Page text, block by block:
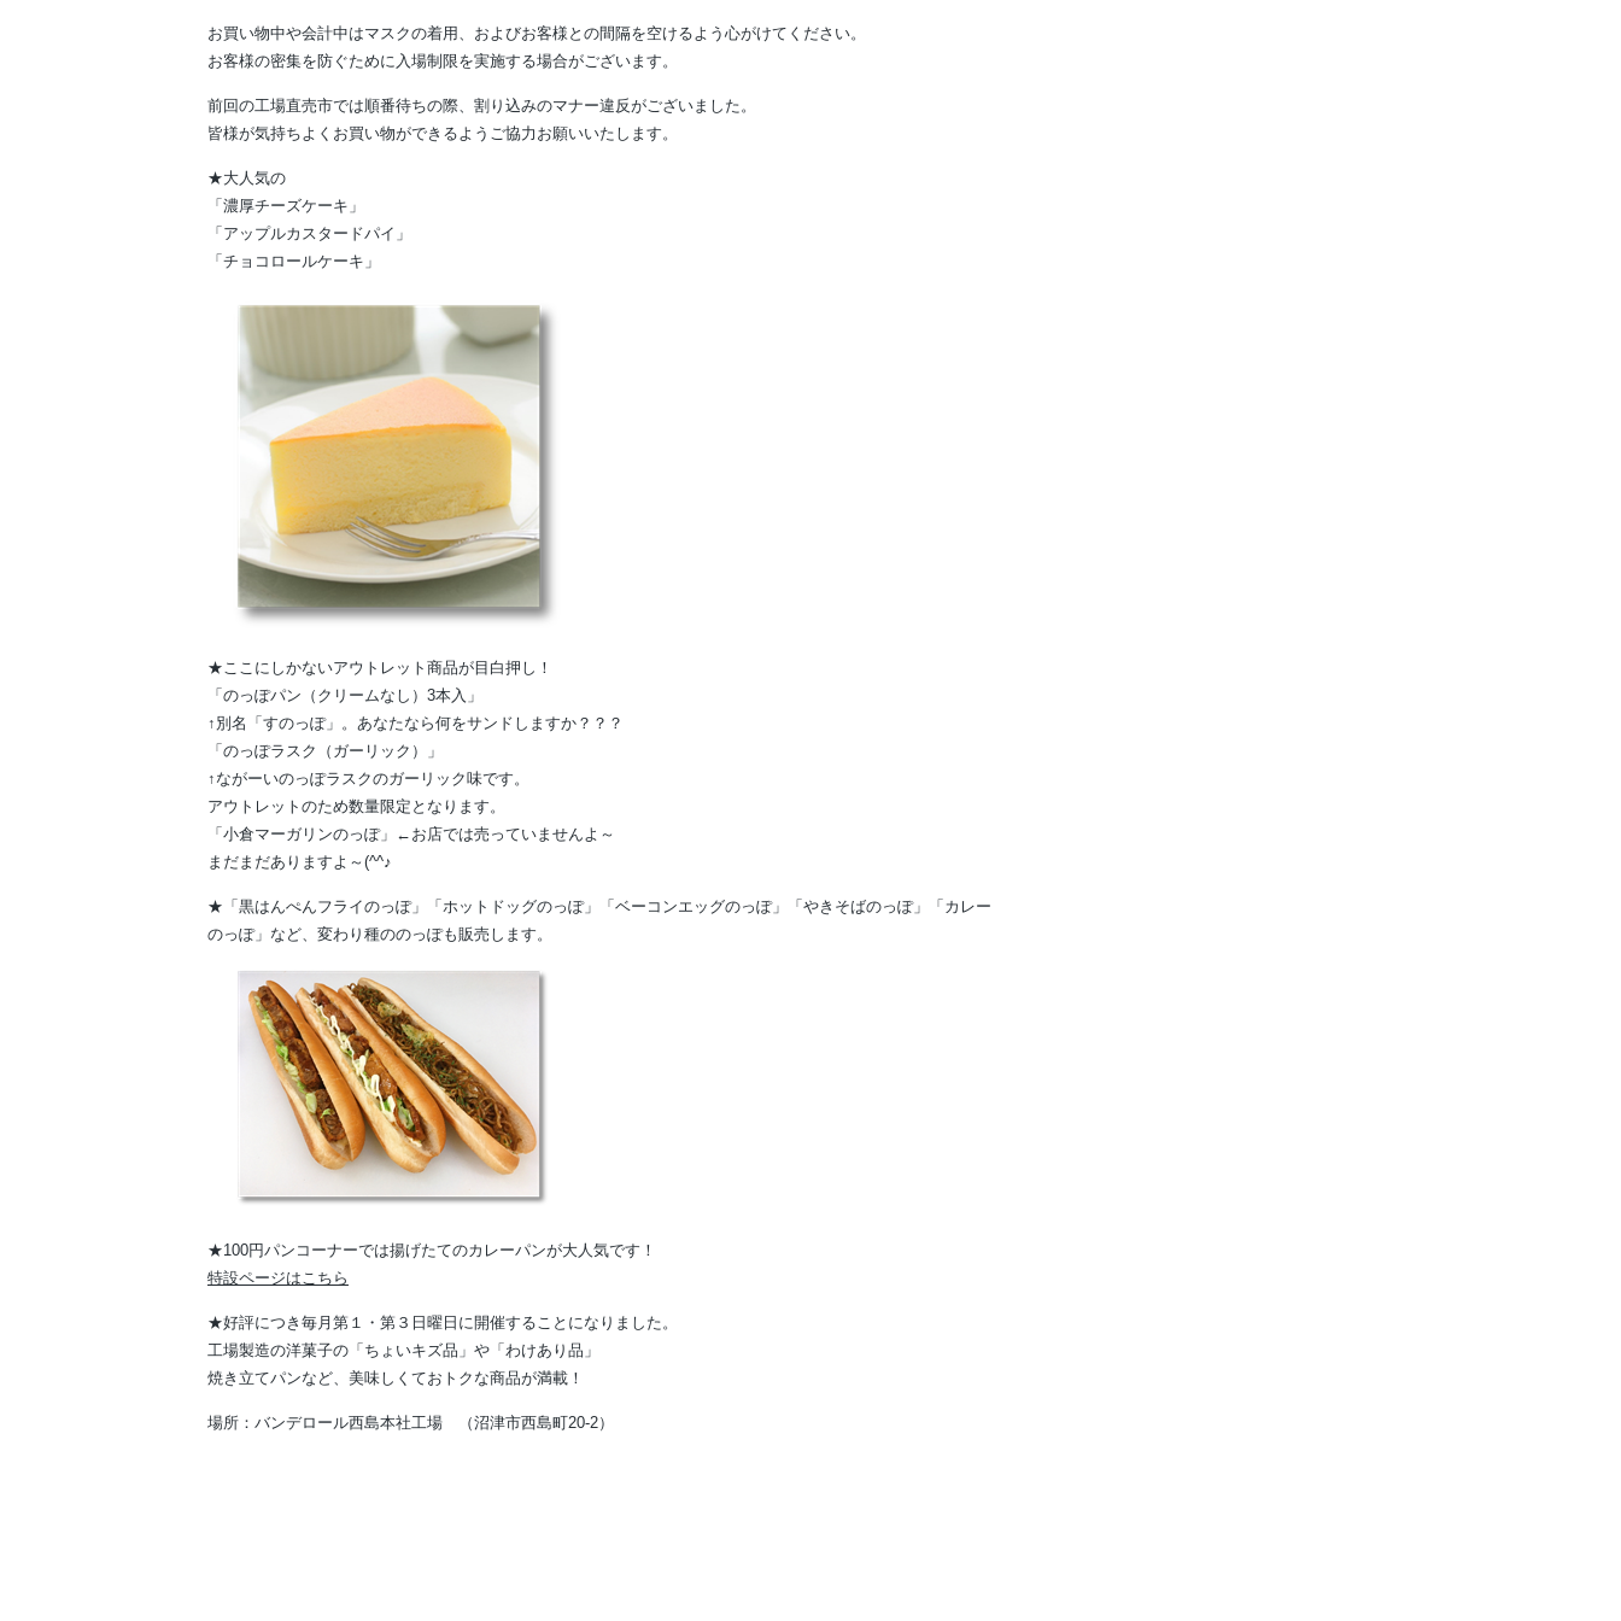
お買い物中や会計中はマスクの着用、およびお客様との間隔を空けるよう心がけてください。
お客様の密集を防ぐために入場制限を実施する場合がございます。
前回の工場直売市では順番待ちの際、割り込みのマナー違反がございました。
皆様が気持ちよくお買い物ができるようご協力お願いいたします。
★大人気の
「濃厚チーズケーキ」
「アップルカスタードパイ」
「チョコロールケーキ」
★ここにしかないアウトレット商品が目白押し！
「のっぽパン（クリームなし）3本入」
↑別名「すのっぽ」。あなたなら何をサンドしますか？？？
「のっぽラスク（ガーリック）」
↑ながーいのっぽラスクのガーリック味です。
アウトレットのため数量限定となります。
「小倉マーガリンのっぽ」←お店では売っていませんよ～
まだまだありますよ～(^^♪
★「黒はんぺんフライのっぽ」「ホットドッグのっぽ」「ベーコンエッグのっぽ」「やきそばのっぽ」「カレー
のっぽ」など、変わり種ののっぽも販売します。
★100円パンコーナーでは揚げたてのカレーパンが大人気です！
特設ページはこちら
★好評につき毎月第１・第３日曜日に開催することになりました。
工場製造の洋菓子の「ちょいキズ品」や「わけあり品」
焼き立てパンなど、美味しくておトクな商品が満載！
場所：バンデロール西島本社工場 （沼津市西島町20-2）